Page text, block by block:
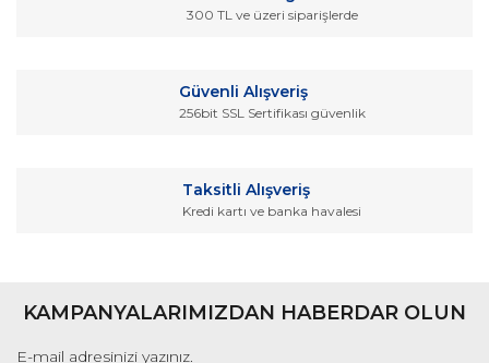
300 TL ve üzeri siparişlerde
Güvenli Alışveriş
256bit SSL Sertifikası güvenlik
Taksitli Alışveriş
Kredi kartı ve banka havalesi
KAMPANYALARIMIZDAN HABERDAR OLUN